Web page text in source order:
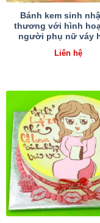
Bánh kem sinh
thương với hình
người phụ nữ váy
Liên hệ